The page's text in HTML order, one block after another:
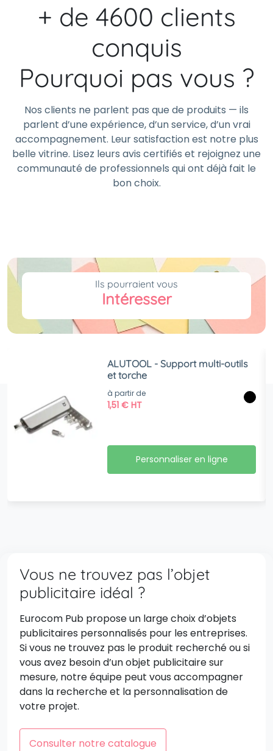
+ de 4600 clients
conquis
Pourquoi pas vous ?
Nos clients ne parlent pas que de produits — ils
parlent d’une expérience, d’un service, d’un vrai
accompagnement. Leur satisfaction est notre plus
belle vitrine. Lisez leurs avis certifiés et rejoignez une
communauté de professionnels qui ont déjà fait le
bon choix.
Ils pourraient vous
Intéresser
ALUTOOL - Support multi-outils
et torche
à partir de
1,51€ HT
Personnaliser en ligne
Vous ne trouvez pas l’objet
publicitaire idéal ?
Eurocom Pub propose un large choix d’objets
publicitaires personnalisés pour les entreprises.
Si vous ne trouvez pas le produit recherché ou si
vous avez besoin d’un objet publicitaire sur
mesure, notre équipe peut vous accompagner
dans la recherche et la personnalisation de
votre projet.
Consulter notre catalogue